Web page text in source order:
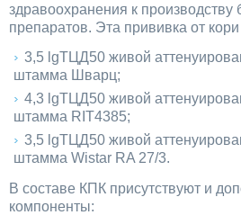
здравоохранения к производству
препаратов. Эта прививка от
3,5 lgТЦД50 живой
штамма Шварц;
4,3 lgТЦД50 живой
штамма RIT4385;
3,5 lgТЦД50 живой
штамма Wistar RA 27/3.
В составе КПК присутствуют и
компоненты: